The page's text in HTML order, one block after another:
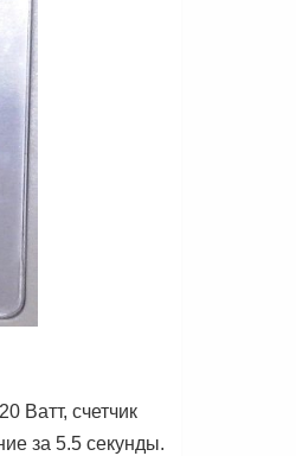
Ватт, счетчик
за 5.5 секунды.